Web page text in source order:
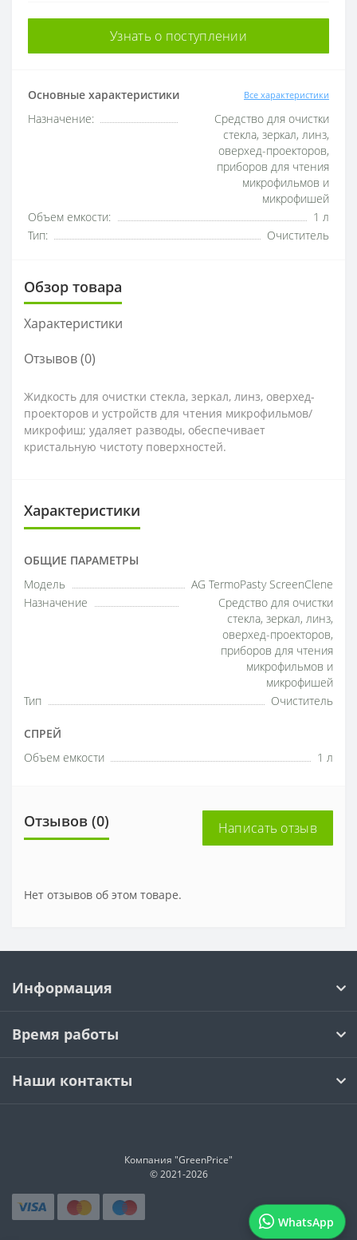
Узнать о поступлении
Основные характеристики Все характеристики
Назначение:
Средство для очистки
стекла, зеркал, линз,
оверхед-проекторов,
приборов для чтения
микрофильмов и
микрофишей
Объем емкости:
1 л
Тип:
Очиститель
Обзор товара
Характеристики
Отзывов (0)
Жидкость для очистки стекла, зеркал, линз, оверхед-
проекторов и устройств для чтения микрофильмов/
микрофиш; удаляет разводы, обеспечивает
кристальную чистоту поверхностей.
Характеристики
ОБЩИЕ ПАРАМЕТРЫ
Модель
AG TermoPasty ScreenClene
Назначение
Средство для очистки
стекла, зеркал, линз,
оверхед-проекторов,
приборов для чтения
микрофильмов и
микрофишей
Тип
Очиститель
СПРЕЙ
Объем емкости 1 л
Отзывов (0) Написать отзыв
Нет отзывов об этом товаре.
WhatsApp
Информация
Время работы
Наши контакты
Компания "GreenPrice"
© 2021-2026